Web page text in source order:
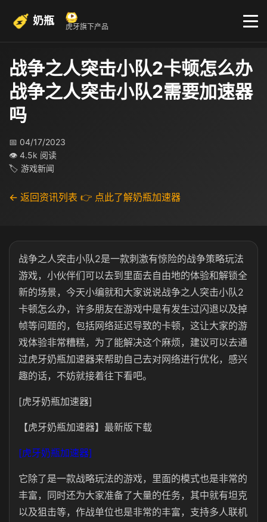
奶瓶 虎牙旗下产品
战争之人突击小队2卡顿怎么办
战争之人突击小队2需要加速器
吗
📅 04/17/2023
👁 4.5k 阅读
🏷 游戏新闻
← 返回资讯列表 👉 点此了解奶瓶加速器
战争之人突击小队2是一款刺激有惊险的战争策略玩法
游戏，小伙伴们可以去到里面去自由地的体验和解锁全
新的场景，今天小编就和大家说说战争之人突击小队2
卡顿怎么办，许多朋友在游戏中是有发生过闪退以及掉
帧等问题的，包括网络延迟导致的卡顿，这让大家的游
戏体验非常糟糕，为了能解决这个麻烦，建议可以去通
过虎牙奶瓶加速器来帮助自己去对网络进行优化，感兴
趣的话，不妨就接着往下看吧。
[虎牙奶瓶加速器]
【虎牙奶瓶加速器】最新版下载
[虎牙奶瓶加速器]
它除了是一款战略玩法的游戏，里面的模式也是非常的
丰富，同时还为大家准备了大量的任务，其中就有坦克
以及狙击等，作战单位也是非常的丰富，支持多人联机